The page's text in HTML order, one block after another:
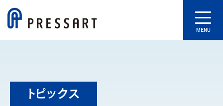
MENU
トピックス